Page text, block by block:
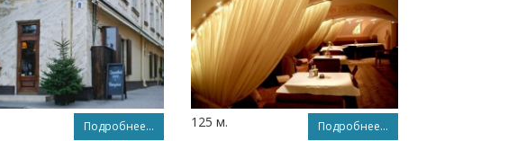
Подробнее... 125 м. Подробнее...